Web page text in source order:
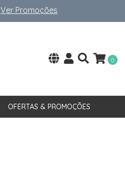
Ver Promoções
0
OFERTAS & PROMOÇÕES